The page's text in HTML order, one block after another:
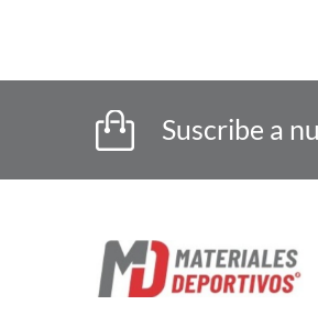
Suscribe a